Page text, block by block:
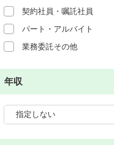
契約社員・嘱託社員
パート・アルバイト
業務委託その他
年収